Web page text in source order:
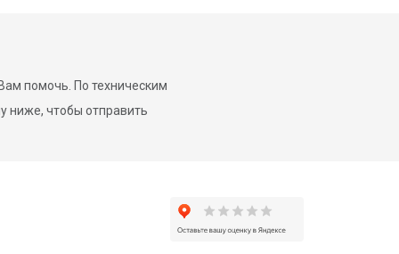
помочь. По техническим
ниже, чтобы отправить